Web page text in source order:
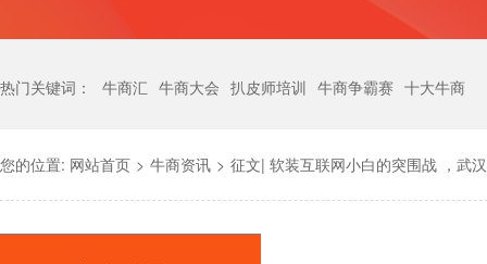
热门关键词： 牛商汇 牛商大会 扒皮师培训 牛商争霸赛 十大牛商
您的位置: 网站首页 > 牛商资讯 > 征文| 软装互联网小白的突围战 ，武